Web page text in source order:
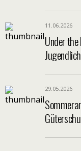
11.06.2026
Under
29.05.2026